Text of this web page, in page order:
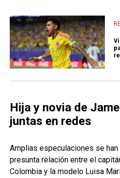
Hija y novia de
juntas en redes
Amplias especulaciones se
presunta relación entre el
Colombia y la modelo Luisa